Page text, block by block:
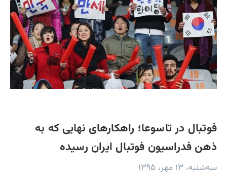
فوتبال در تاسوعا؛ راهکارهای نهایی که به
ذهن فدراسیون فوتبال ایران رسیده
سه‌شنبه، ۱۳ مهر، ۱۳۹۵